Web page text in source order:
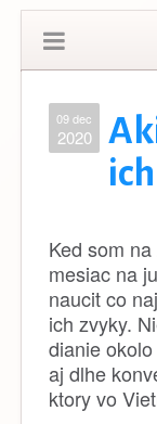
09 dec
2020
Ked som
mesiac na
naucit co
ich zvyky.
dianie
aj dlhe
ktory vo